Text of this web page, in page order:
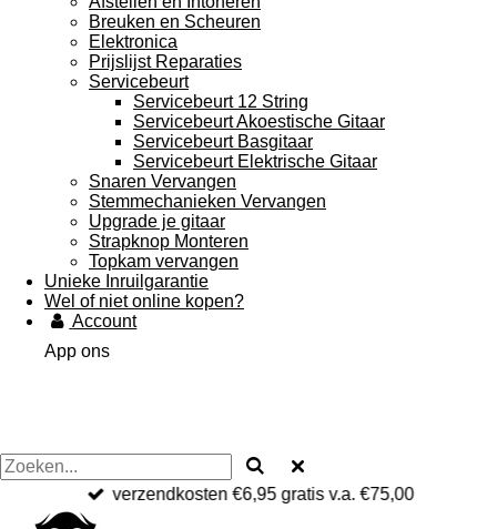
Breuken en Scheuren
Elektronica
Prijslijst Reparaties
Servicebeurt
Servicebeurt 12 String
Servicebeurt Akoestische Gitaar
Servicebeurt Basgitaar
Servicebeurt Elektrische Gitaar
Snaren Vervangen
Stemmechanieken Vervangen
Upgrade je gitaar
Strapknop Monteren
Topkam vervangen
Unieke Inruilgarantie
Wel of niet online kopen?
Account
App ons
verzendkosten €6,95 gratis v.a. €75,00